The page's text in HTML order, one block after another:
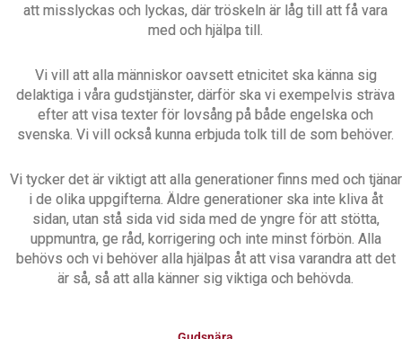
att misslyckas och lyckas, där tröskeln är låg till att få vara
med och hjälpa till.
Vi vill att alla människor oavsett etnicitet ska känna sig
delaktiga i våra gudstjänster, därför ska vi exempelvis sträva
efter att visa texter för lovsång på både engelska och
svenska. Vi vill också kunna erbjuda tolk till de som behöver.
Vi tycker det är viktigt att alla generationer finns med och tjänar
i de olika uppgifterna. Äldre generationer ska inte kliva åt
sidan, utan stå sida vid sida med de yngre för att stötta,
uppmuntra, ge råd, korrigering och inte minst förbön. Alla
behövs och vi behöver alla hjälpas åt att visa varandra att det
är så, så att alla känner sig viktiga och behövda.